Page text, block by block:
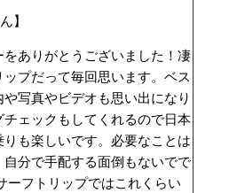
】
ありがとうございました！凄
ップだって毎回思います。ベス
や写真やビデオも思い出になり
チェックもしてくれるので日本
も楽しいです。必要なことは
分で手配する面倒もないでで
ーフトリップではこれくらい